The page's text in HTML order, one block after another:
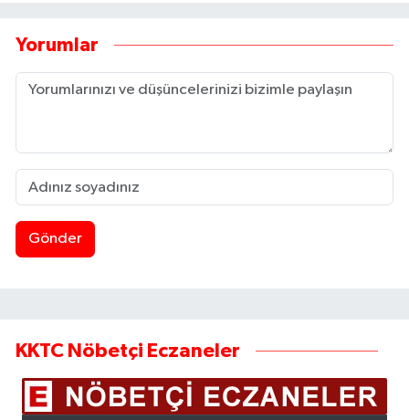
Yorumlar
Gönder
KKTC Nöbetçi Eczaneler